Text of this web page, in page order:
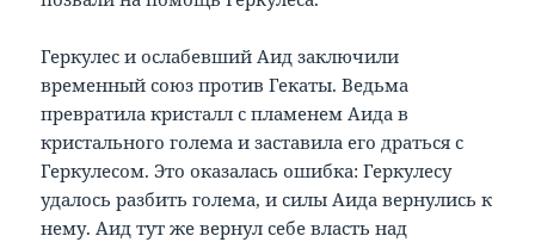
Геркулес и ослабевший Аид заключили
временный союз против Гекаты. Ведьма
превратила кристалл с пламенем Аида в
кристального голема и заставила его драться с
Геркулесом. Это оказалась ошибка: Геркулесу
удалось разбить голема, и силы Аида вернулись к
нему. Аид тут же вернул себе власть над